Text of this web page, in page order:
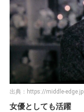
出典： https://middle-edge.jp
女優としても活躍